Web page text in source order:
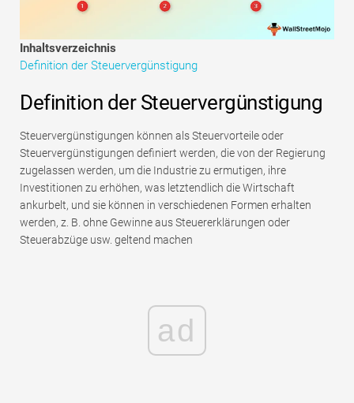
Tutorials zur Finanzmodellierung
Vollständige Form
Inhaltsverzeichnis
Definition der Steuervergünstigung
Definition der Steuervergünstigung
Steuervergünstigungen können als Steuervorteile oder
Steuervergünstigungen definiert werden, die von der Regierung
zugelassen werden, um die Industrie zu ermutigen, ihre
Investitionen zu erhöhen, was letztendlich die Wirtschaft
ankurbelt, und sie können in verschiedenen Formen erhalten
werden, z. B. ohne Gewinne aus Steuererklärungen oder
Steuerabzüge usw. geltend machen
ad